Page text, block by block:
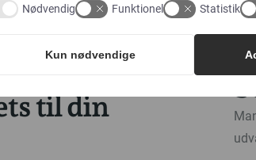
si dem fra mediet. Sock
stor kapacitet til at holde
til din
Nødvendig Funktionel Statistik
Kun nødvendige